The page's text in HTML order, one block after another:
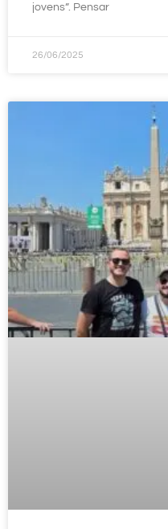
jovens”. Pensar
26/06/2025